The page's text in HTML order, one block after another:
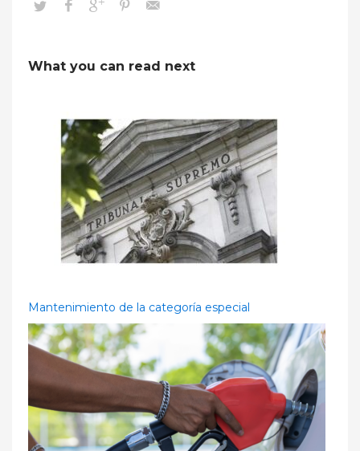
What you can read next
Mantenimiento de la categoría especial